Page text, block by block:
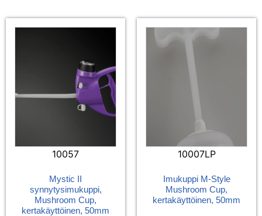
10057
Mystic II
synnytysimukuppi,
Mushroom Cup,
kertakäyttöinen, 50mm
10007LP
Imukuppi M-Style
Mushroom Cup,
kertakäyttöinen, 50mm